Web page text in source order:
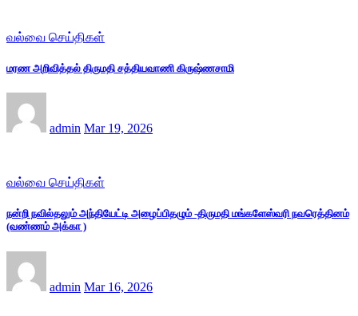
வல்வை செய்திகள்
மரண அறிவித்தல் திருமதி சத்தியவாணி கிருஷ்ணசாமி
admin Mar 19, 2026
வல்வை செய்திகள்
நன்றி நவில்தலும் அந்தியேட்டி அழைப்பிதழும் -திருமதி மங்களேஸ்வரி நவரெத்தினம்
(வண்ணம் அக்கா )
admin Mar 16, 2026